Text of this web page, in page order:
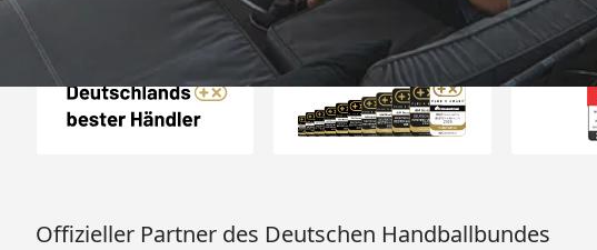
Auszeichnungen
Offizieller Partner des Deutschen Handballbundes